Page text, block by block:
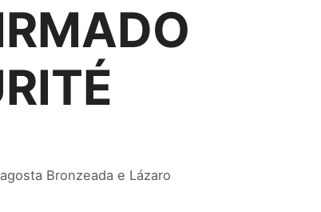
Bronzeada e Lázaro